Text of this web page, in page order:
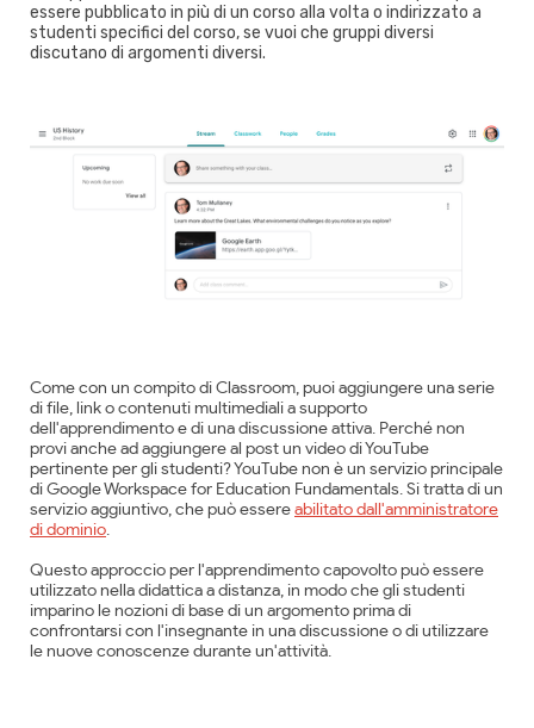
essere pubblicato in più di un corso alla volta o indirizzato a
studenti specifici del corso, se vuoi che gruppi diversi
discutano di argomenti diversi.
Come con un compito di Classroom, puoi aggiungere una serie
di file, link o contenuti multimediali a supporto
dell'apprendimento e di una discussione attiva. Perché non
provi anche ad aggiungere al post un video di YouTube
pertinente per gli studenti? YouTube non è un servizio principale
di Google Workspace for Education Fundamentals. Si tratta di un
servizio aggiuntivo, che può essere abilitato dall'amministratore
di dominio
Questo approccio per l'apprendimento capovolto può essere
utilizzato nella didattica a distanza, in modo che gli studenti
imparino le nozioni di base di un argomento prima di
confrontarsi con l'insegnante in una discussione o di utilizzare
le nuove conoscenze durante un'attività.